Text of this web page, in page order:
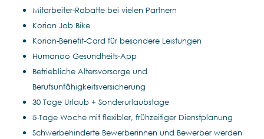
Mitarbeiter-Rabatte bei vielen Partnern
Korian Job Bike
Korian-Benefit-Card für besondere Leistungen
Humanoo Gesundheits-App
Betriebliche Altersvorsorge und
Berufsunfähigkeitsversicherung
30 Tage Urlaub + Sonderurlaubstage
5-Tage Woche mit flexibler, frühzeitiger Dienstplanung
Schwerbehinderte Bewerberinnen und Bewerber werden